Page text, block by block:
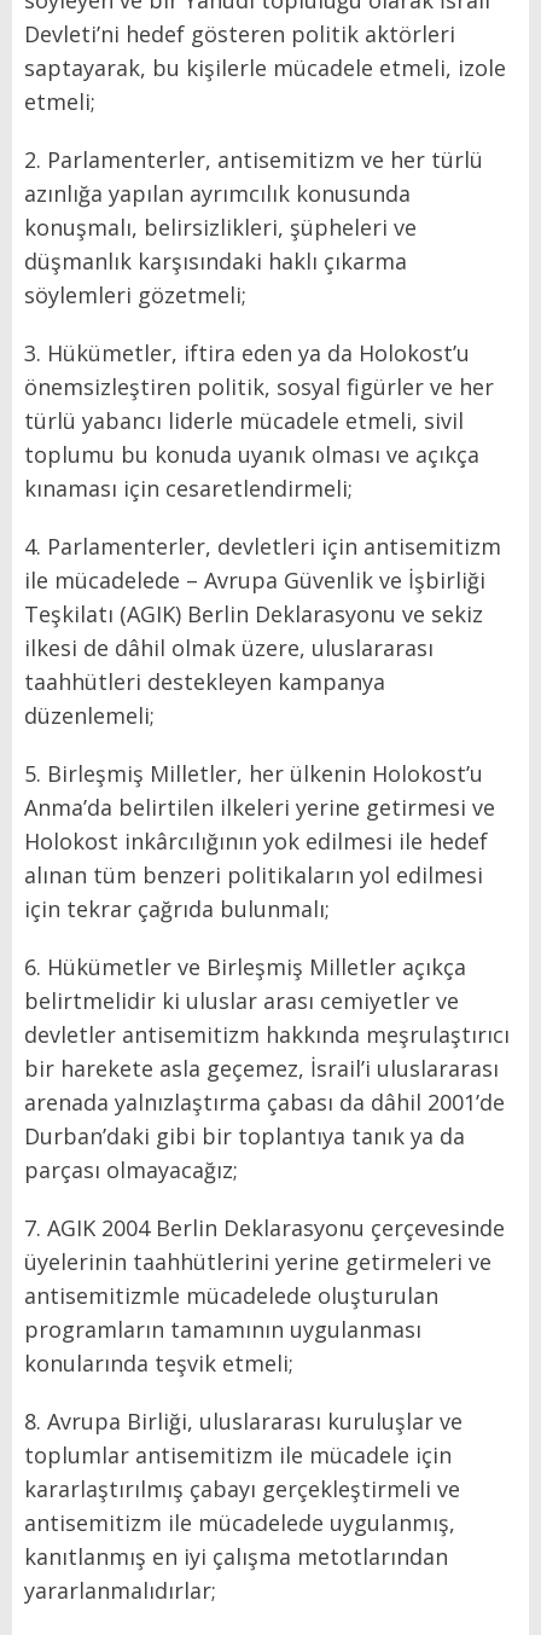
Devleti’ni hedef gösteren politik aktörleri
saptayarak, bu kişilerle mücadele etmeli, izole
etmeli;
2. Parlamenterler, antisemitizm ve her türlü
azınlığa yapılan ayrımcılık konusunda
konuşmalı, belirsizlikleri, şüpheleri ve
düşmanlık karşısındaki haklı çıkarma
söylemleri gözetmeli;
3. Hükümetler, iftira eden ya da Holokost’u
önemsizleştiren politik, sosyal figürler ve her
türlü yabancı liderle mücadele etmeli, sivil
toplumu bu konuda uyanık olması ve açıkça
kınaması için cesaretlendirmeli;
4. Parlamenterler, devletleri için antisemitizm
ile mücadelede – Avrupa Güvenlik ve İşbirliği
Teşkilatı (AGIK) Berlin Deklarasyonu ve sekiz
ilkesi de dâhil olmak üzere, uluslararası
taahhütleri destekleyen kampanya
düzenlemeli;
5. Birleşmiş Milletler, her ülkenin Holokost’u
Anma’da belirtilen ilkeleri yerine getirmesi ve
Holokost inkârcılığının yok edilmesi ile hedef
alınan tüm benzeri politikaların yol edilmesi
için tekrar çağrıda bulunmalı;
6. Hükümetler ve Birleşmiş Milletler açıkça
belirtmelidir ki uluslar arası cemiyetler ve
devletler antisemitizm hakkında meşrulaştırıcı
bir harekete asla geçemez, İsrail’i uluslararası
arenada yalnızlaştırma çabası da dâhil 2001’de
Durban’daki gibi bir toplantıya tanık ya da
parçası olmayacağız;
7. AGIK 2004 Berlin Deklarasyonu çerçevesinde
üyelerinin taahhütlerini yerine getirmeleri ve
antisemitizmle mücadelede oluşturulan
programların tamamının uygulanması
konularında teşvik etmeli;
8. Avrupa Birliği, uluslararası kuruluşlar ve
toplumlar antisemitizm ile mücadele için
kararlaştırılmış çabayı gerçekleştirmeli ve
antisemitizm ile mücadelede uygulanmış,
kanıtlanmış en iyi çalışma metotlarından
yararlanmalıdırlar;